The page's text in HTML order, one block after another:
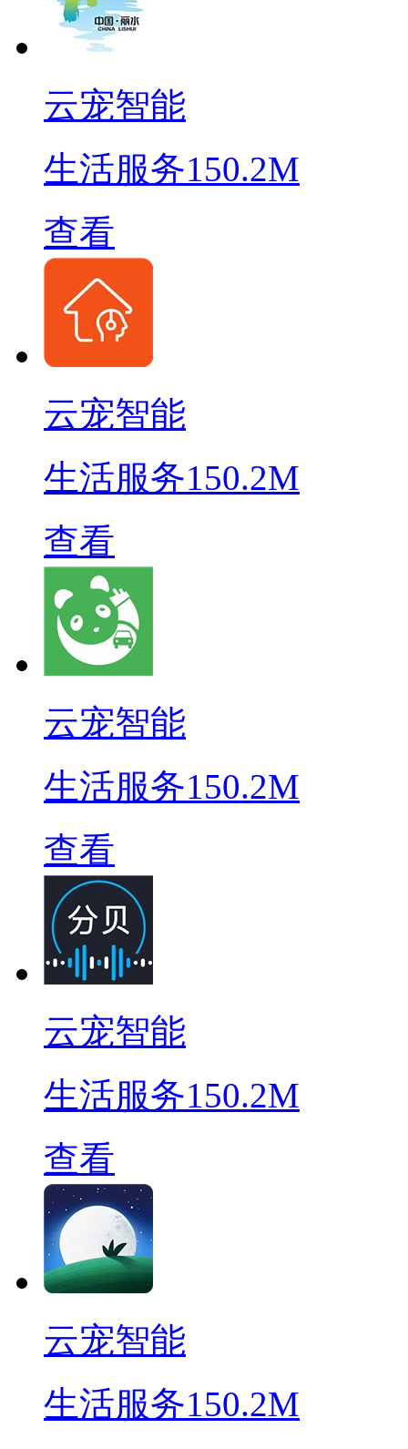
云宠智能
生活服务150.2M
查看
云宠智能
生活服务150.2M
查看
云宠智能
生活服务150.2M
查看
云宠智能
生活服务150.2M
查看
云宠智能
生活服务150.2M